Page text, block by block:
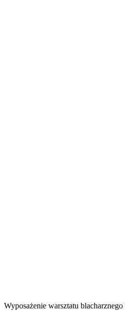
Wyposażenie warsztatu blacharznego